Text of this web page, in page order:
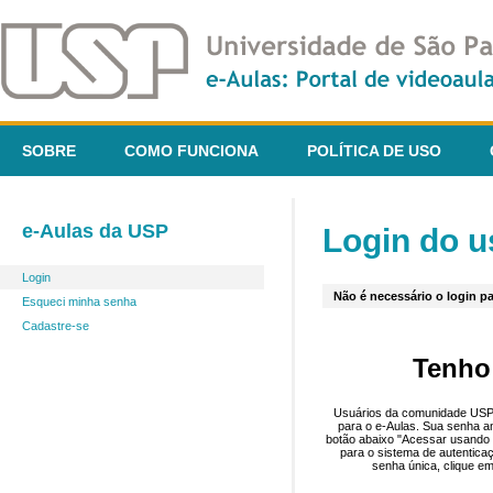
SOBRE COMO FUNCIONA POLÍTICA DE USO
e-Aulas da USP
Login
Esqueci minha senha
Cadastre-se
Login do
Não é necessário o login
Usuários da comunidade
para o e-Aulas. Sua senha
botão abaixo "Acessar
para o sistema de
senha única, clique